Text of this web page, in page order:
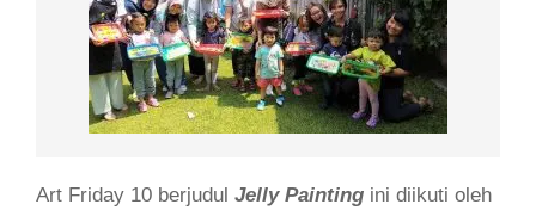
Art Friday 10 berjudul Jelly Painting ini diikuti oleh